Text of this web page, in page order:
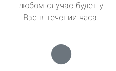
любом случае будет у
Вас в течении часа.